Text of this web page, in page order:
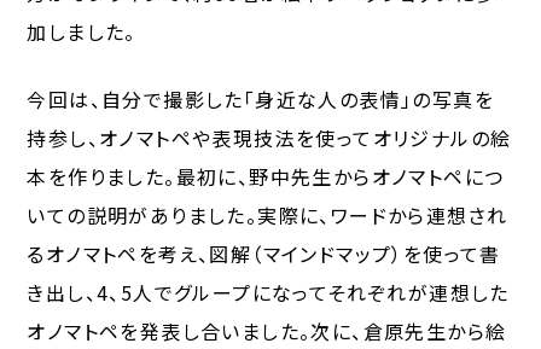
加しました。
今回は、自分で撮影した「身近な人の表情」の写真を
持参し、オノマトペや表現技法を使ってオリジナルの絵
本を作りました。最初に、野中先生からオノマトペにつ
いての説明がありました。実際に、ワードから連想され
るオノマトペを考え、図解（マインドマップ）を使って書
き出し、4、5人でグループになってそれぞれが連想した
オノマトペを発表し合いました。次に、倉原先生から絵